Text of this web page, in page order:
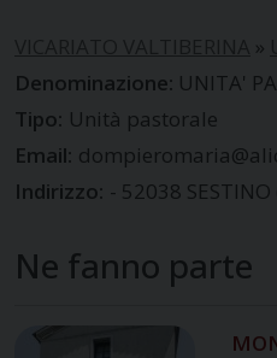
»
UNITA'
Tipo: Unità pastorale
Email:
Indirizzo: - 52038 SESTINO
Ne fanno parte